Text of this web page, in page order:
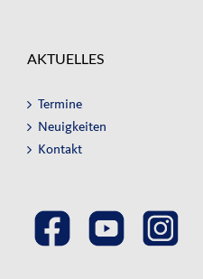
AKTUELLES
Termine
Neuigkeiten
Kontakt